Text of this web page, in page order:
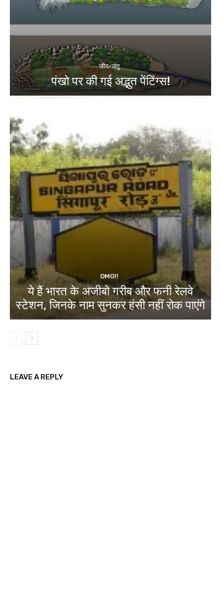
जीव-जंतु
पंखो पर की गई अद्भुत पेंटिंग्स!
OMG!!
ये हैं भारत के अजीबो गरीब और फनी रेलवे
स्टेशन, जिनके नाम सुनकर हंसी नहीं रोक पाएंगे
LEAVE A REPLY